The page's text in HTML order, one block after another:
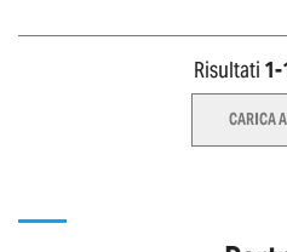
Risultati 1-
CARICA